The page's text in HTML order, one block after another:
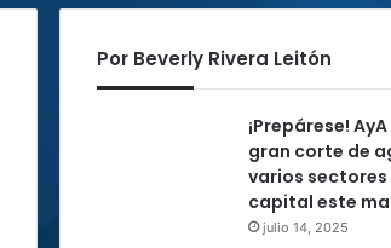
Por Beverly Rivera Leitón
¡Prepárese!
gran corte de
varios sectores
capital este
julio 14, 2025